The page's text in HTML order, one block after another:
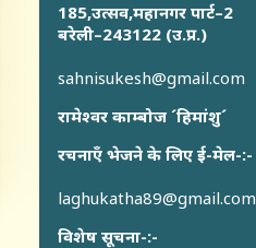
185,उत्सव,महानगर पार्ट–2
बरेली–243122 (उ.प्र.)
sahnisukesh@gmail.com
रामेश्वर काम्बोज ´हिमांशु´
रचनाएँ भेजने के लिए ई-मेल-:-
laghukatha89@gmail.com
विशेष सूचना-:-